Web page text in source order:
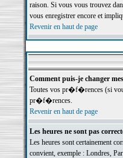
raison. Si vous vous trouvez
vous enregistrer encore et
Revenir en haut de page
Comment puis-je changer
Toutes vos pr�f�rences (si
pr�f�rences.
Revenir en haut de page
Les heures ne sont pas
Les heures sont certainement
convient, exemple : Londres,